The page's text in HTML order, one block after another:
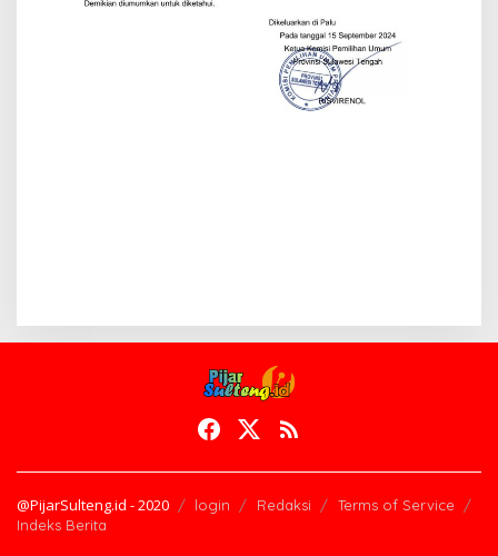
@PijarSulteng.id - 2020 login Redaksi
Terms of Service
Indeks Berita